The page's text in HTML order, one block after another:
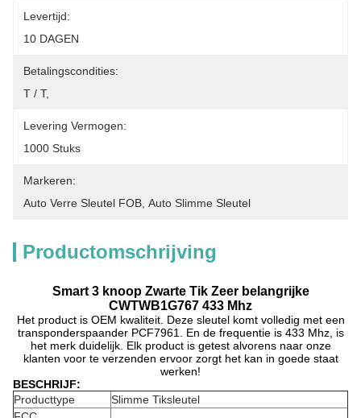
Levertijd:
10 DAGEN
Betalingscondities:
T / T,
Levering Vermogen:
1000 Stuks
Markeren:
Auto Verre Sleutel FOB Auto Slimme Sleutel
Productomschrijving
Smart 3 knoop Zwarte Tik Zeer belangrijke
CWTWB1G767 433 Mhz
Het product is OEM kwaliteit. Deze sleutel komt volledig met een
transponderspaander PCF7961. En de frequentie is 433 Mhz, is
het merk duidelijk. Elk product is getest alvorens naar onze
klanten voor te verzenden ervoor zorgt het kan in goede staat
werken!
BESCHRIJF:
Producttype
Slimme Tiksleutel